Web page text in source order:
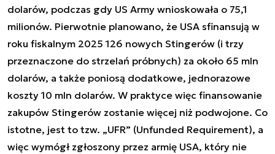
dolarów, podczas gdy US Army wnioskowała o 75,1
milionów. Pierwotnie planowano, że USA sfinansują w
roku fiskalnym 2025 126 nowych Stingerów (i trzy
przeznaczone do strzelań próbnych) za około 65 mln
dolarów, a także poniosą dodatkowe, jednorazowe
koszty 10 mln dolarów. W praktyce więc finansowanie
zakupów Stingerów zostanie więcej niż podwojone. Co
istotne, jest to tzw. „UFR” (Unfunded Requirement), a
więc wymógł zgłoszony przez armię USA, który nie